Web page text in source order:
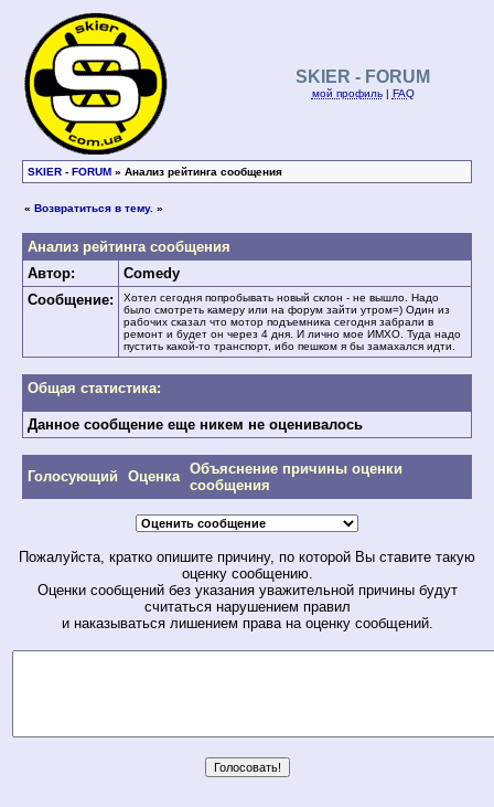
SKIER - FORUM
мой профиль| FAQ
SKIER - FORUM » Анализ рейтинга сообщения
« Возвратиться в тему. »
Анализ рейтинга сообщения
Автор:
Comedy
Сообщение:
Хотел сегодня попробывать новый склон - не вышло. Надо
было смотреть камеру или на форум зайти утром=) Один из
рабочих сказал что мотор подъемника сегодня забрали в
ремонт и будет он через 4 дня. И лично мое ИМХО. Туда надо
пустить какой-то транспорт, ибо пешком я бы замахался идти.
Общая статистика:
Данное сообщение еще никем не оценивалось
Голосующий Оценка Объяснение причины оценки
сообщения
Пожалуйста, кратко опишите причину, по которой Вы ставите такую
оценку сообщению.
Оценки сообщений без указания уважительной причины будут
считаться нарушением правил
и наказываться лишением права на оценку сообщений.